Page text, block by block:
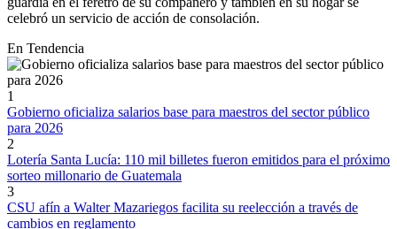
celebró un servicio de acción de consolación.
En Tendencia
1
Gobierno oficializa salarios base para maestros del sector público
para 2026
2
Lotería Santa Lucía: 110 mil billetes fueron emitidos para el próximo
sorteo millonario de Guatemala
3
CSU afín a Walter Mazariegos facilita su reelección a través de
cambios en reglamento